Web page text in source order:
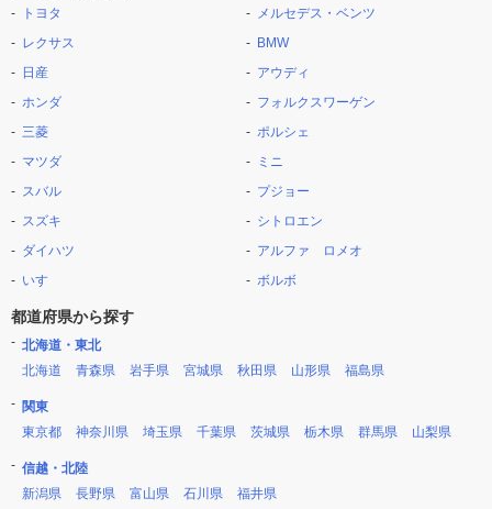
トヨタ
レクサス
日産
ホンダ
三菱
マツダ
スバル
スズキ
ダイハツ
いすゞ
メルセデス・ベンツ
BMW
アウディ
フォルクスワーゲン
ポルシェ
ミニ
プジョー
シトロエン
アルファ ロメオ
ボルボ
都道府県から探す
北海道・東北
北海道
青森県 岩手県 宮城県 秋田県 山形県 福島県
関東
東京都
神奈川県 埼玉県 千葉県 茨城県 栃木県 群馬県 山梨県
信越・北陸
新潟県
長野県 富山県 石川県 福井県